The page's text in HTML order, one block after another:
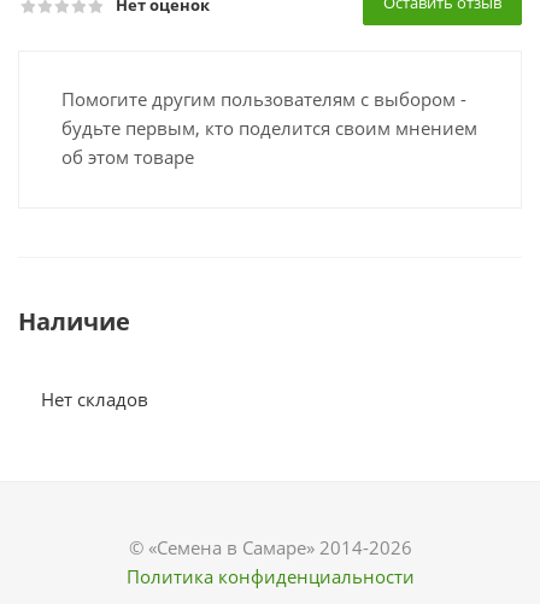
Нет оценок
Помогите другим пользователям с выбором -
будьте первым, кто поделится своим мнением
об этом товаре
Наличие
Нет складов
© «Семена в Самаре» 2014-2026
Политика конфиденциальности